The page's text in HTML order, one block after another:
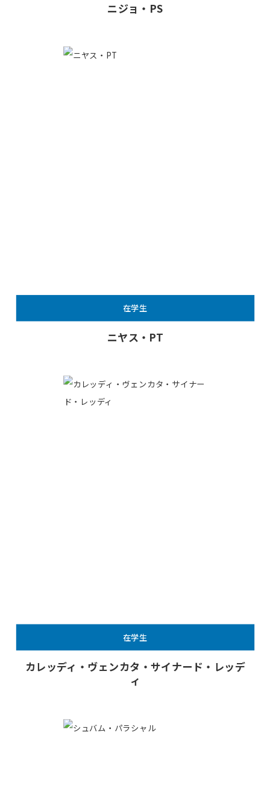
ニジョ・PS
在学生
ニヤス・PT
在学生
カレッディ・ヴェンカタ・サイナード・レッデ
ィ